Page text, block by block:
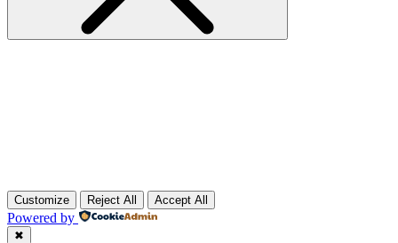
Customize Reject All Accept All
Powered by
✖